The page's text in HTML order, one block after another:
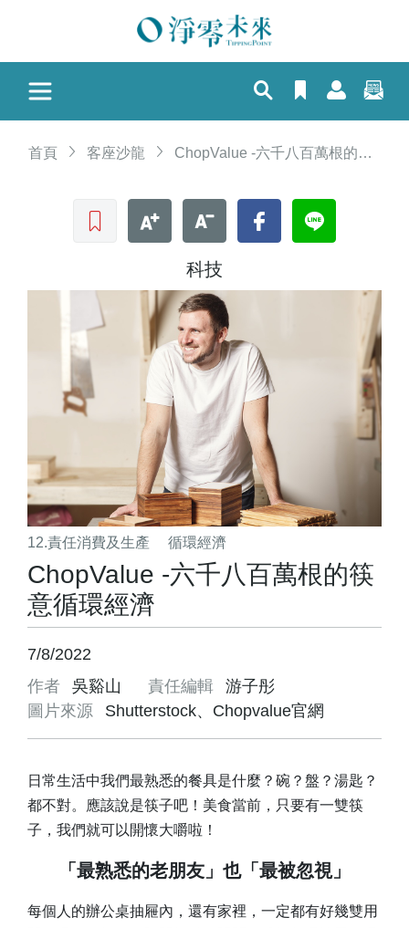
首頁 客座沙龍 ChopValue -六千八百萬根的筷意循環經濟
收藏文章 文字加大 文字縮小 Facebook
科技
12.責任消費及生產 循環經濟
ChopValue -六千八百萬根的筷
意循環經濟
7/8/2022
作者
吳谿山 責任編輯
游子彤
圖片來源
Shutterstock、Chopvalue官網
日常生活中我們最熟悉的餐具是什麼？碗？盤？湯匙？
都不對。應該說是筷子吧！美食當前，只要有一雙筷
子，我們就可以開懷大嚼啦！
「最熟悉的老朋友」也「最被忽視」
每個人的辦公桌抽屜內，還有家裡，一定都有好幾雙用